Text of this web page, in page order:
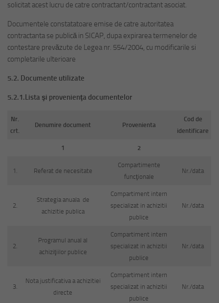
solicitat acest lucru de catre contractant/contractant asociat.
Documentele constatatoare emise de catre autoritatea
contractanta se publică in SICAP, dupa expirarea termenelor de
contestare prevăzute de Legea nr. 554/2004, cu modificarile si
completarile ulterioare
5.2. Documente utilizate
5.2.1.Lista şi provenienţa documentelor
Nr.
crt.
Denumire document Provenienta
Cod de
identificare
1 2
1. Referat de necesitate
Compartimente
funcţionale
Nr./data
2.
Strategia anuala de
achizitie publica
Compartiment intern
specializat in achizitii
publice
Nr./data
2.
Programul anual al
achiziţiilor publice
Compartiment intern
specializat in achizitii
publice
Nr./data
3.
Nota justificativa a achizitiei
directe
Compartiment intern
specializat in achizitii
publice
Nr./data